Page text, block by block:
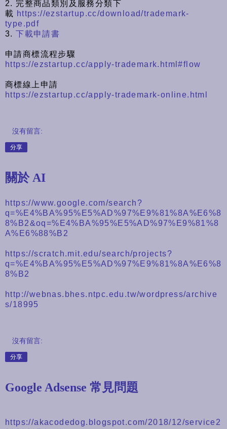
2. 完整商品類別及服務分類下
載 https://ezstartup.cc/download/trademark-
type.pdf
3.下載申請書
申請商標流程步驟
https://ezstartup.cc/apply-trademark.html#flow
商標線上申請
https://ezstartup.cc/apply-trademark-online.html
沒有留言:
分享
關於 AI
https://www.google.com/search?
q=%E4%BA%95%E5%AD%97%E9%81%8A%E6%8
8%B2&oq=%E4%BA%95%E5%AD%97%E9%81%8
A%E6%88%B2
https://scratch.mit.edu/search/projects?
q=%E4%BA%95%E5%AD%97%E9%81%8A%E6%8
8%B2
http://webnas.bhes.ntpc.edu.tw/wordpress/archive
s/18995
沒有留言:
分享
Google Adsense 常見問題
https://akacodedog.blogspot.com/2018/12/service2